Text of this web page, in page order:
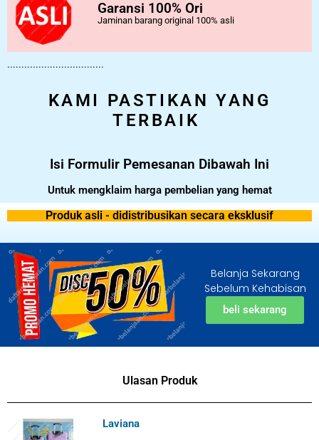
Garansi 100% Ori
Jaminan barang original 100% asli
..................................
KAMI PASTIKAN YANG
TERBAIK
Isi Formulir Pemesanan Dibawah Ini
Untuk mengklaim harga pembelian yang hemat
Produk asli - didistribusikan secara eksklusif
Belanja Sekarang
Sebelum Kehabisan
beli sekarang
Ulasan Produk
Laviana